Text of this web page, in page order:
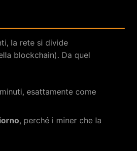
la rete si divide
blockchain). Da quel
esattamente come
, perché i miner che la